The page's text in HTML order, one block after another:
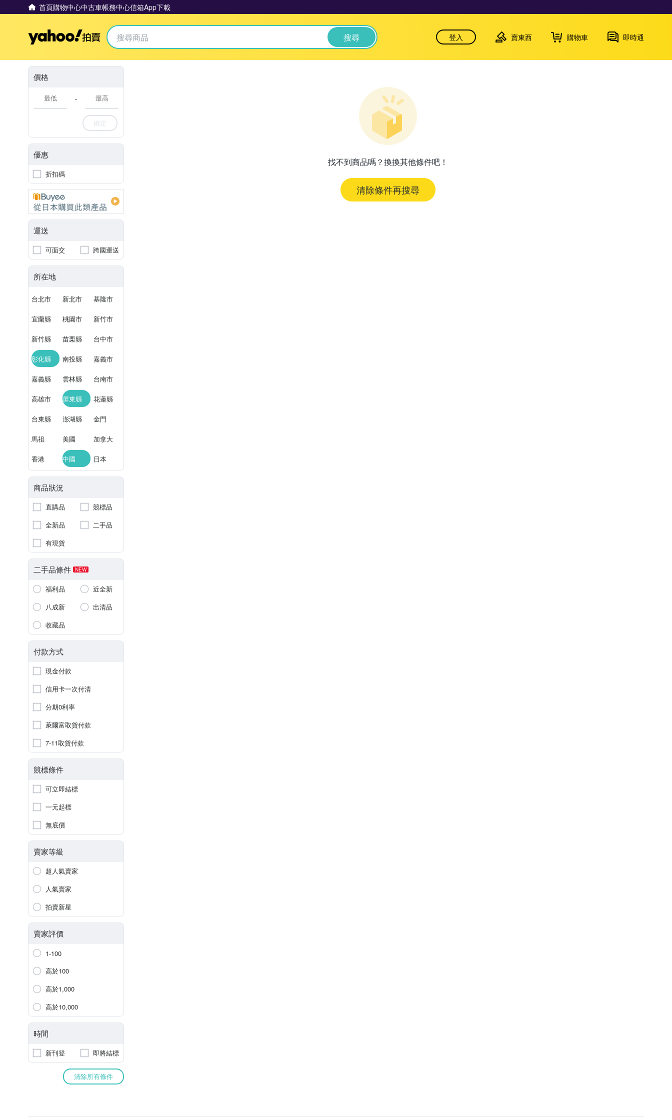
首頁購物中心中古車帳務中心信箱App下載
Yahoo拍賣 搜尋 登入 賣東西 購物車 即時通
價格
-
確定
優惠
折扣碼
運送
可面交 跨國運送
所在地
台北市 新北市 基隆市
宜蘭縣 桃園市 新竹市
新竹縣 苗栗縣 台中市
彰化縣 南投縣 嘉義市
嘉義縣 雲林縣 台南市
高雄市 屏東縣 花蓮縣
台東縣 澎湖縣 金門
馬祖 美國 加拿大
香港 中國 日本
商品狀況
直購品
競標品
全新品
二手品
有現貨
二手品條件 NEW
福利品
近全新
八成新
出清品
收藏品
付款方式
現金付款
信用卡一次付清
分期0利率
萊爾富取貨付款
7-11取貨付款
競標條件
可立即結標
一元起標
無底價
賣家等級
超人氣賣家
人氣賣家
拍賣新星
賣家評價
1-100
高於100
高於1,000
高於10,000
時間
新刊登 即將結標
清除所有條件
找不到商品嗎？換換其他條件吧！
清除條件再搜尋